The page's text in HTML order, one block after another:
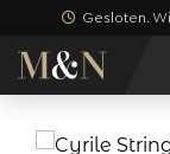
Gesloten.